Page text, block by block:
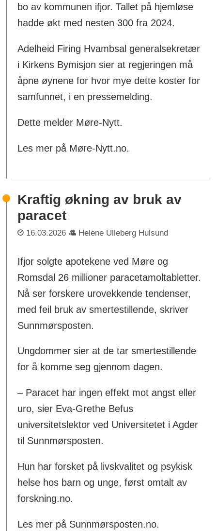
bo av kommunen ifjor. Tallet på hjemløse
hadde økt med nesten 300 fra 2024.
Adelheid Firing Hvambsal generalsekretær
i Kirkens Bymisjon sier at regjeringen må
åpne øynene for hvor mye dette koster for
samfunnet, i en pressemelding.
Dette melder Møre-Nytt.
Les mer på Møre-Nytt.no.
Kraftig økning av bruk av
paracet
16.03.2026 Helene Ulleberg Hulsund
Ifjor solgte apotekene ved Møre og
Romsdal 26 millioner paracetamoltabletter.
Nå ser forskere urovekkende tendenser,
med feil bruk av smertestillende, skriver
Sunnmørsposten.
Ungdommer sier at de tar smertestillende
for å komme seg gjennom dagen.
– Paracet har ingen effekt mot angst eller
uro, sier Eva-Grethe Befus
universitetslektor ved Universitetet i Agder
til Sunnmørsposten.
Hun har forsket på livskvalitet og psykisk
helse hos barn og unge, først omtalt av
forskning.no.
Les mer på Sunnmørsposten.no.